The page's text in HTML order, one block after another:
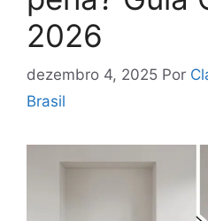
2026
dezembro 4, 2025 Por
Brasil